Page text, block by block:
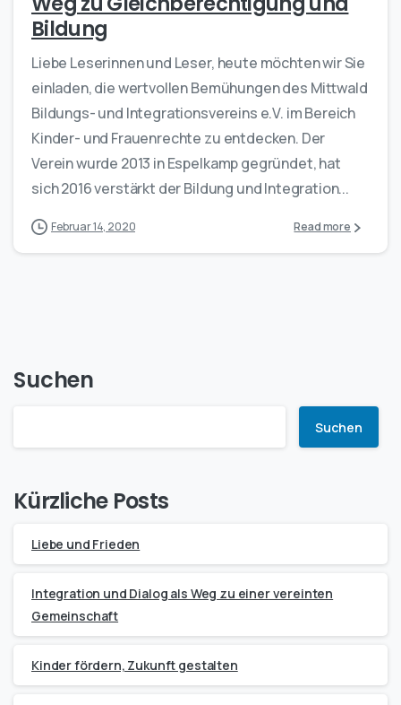
Bildung
Liebe Leserinnen und Leser, heute möchten wir Sie
einladen, die wertvollen Bemühungen des Mittwald
Bildungs- und Integrationsvereins e.V. im Bereich
Kinder- und Frauenrechte zu entdecken. Der
Verein wurde 2013 in Espelkamp gegründet, hat
sich 2016 verstärkt der Bildung und Integration...
Februar 14, 2020 Read more
Suchen
Suchen
Kürzliche Posts
Liebe und Frieden
Integration und Dialog als Weg zu einer vereinten
Gemeinschaft
Kinder fördern, Zukunft gestalten